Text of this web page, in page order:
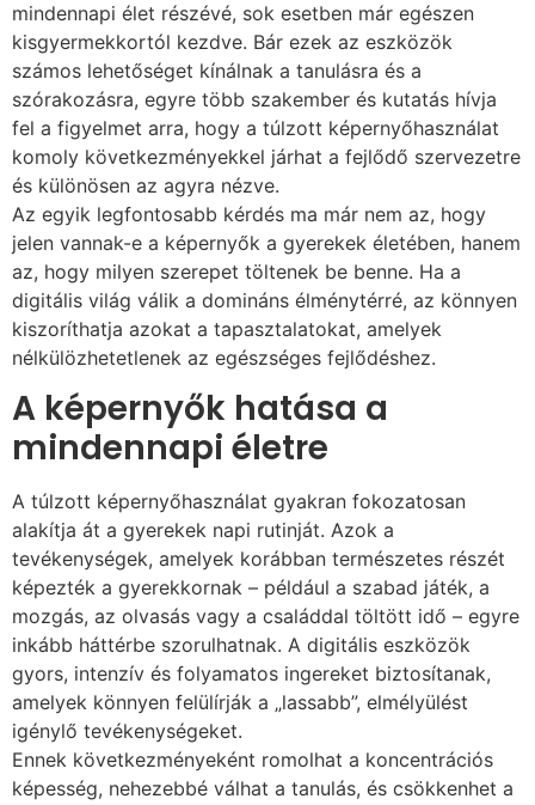
mindennapi élet részévé, sok esetben már egészen
kisgyermekkortól kezdve. Bár ezek az eszközök
számos lehetőséget kínálnak a tanulásra és a
szórakozásra, egyre több szakember és kutatás hívja
fel a figyelmet arra, hogy a túlzott képernyőhasználat
komoly következményekkel járhat a fejlődő szervezetre
és különösen az agyra nézve.
Az egyik legfontosabb kérdés ma már nem az, hogy
jelen vannak-e a képernyők a gyerekek életében, hanem
az, hogy milyen szerepet töltenek be benne. Ha a
digitális világ válik a domináns élménytérré, az könnyen
kiszoríthatja azokat a tapasztalatokat, amelyek
nélkülözhetetlenek az egészséges fejlődéshez.
A képernyők hatása a
mindennapi életre
A túlzott képernyőhasználat gyakran fokozatosan
alakítja át a gyerekek napi rutinját. Azok a
tevékenységek, amelyek korábban természetes részét
képezték a gyerekkornak – például a szabad játék, a
mozgás, az olvasás vagy a családdal töltött idő – egyre
inkább háttérbe szorulhatnak. A digitális eszközök
gyors, intenzív és folyamatos ingereket biztosítanak,
amelyek könnyen felülírják a „lassabb”, elmélyülést
igénylő tevékenységeket.
Ennek következményeként romolhat a koncentrációs
képesség, nehezebbé válhat a tanulás, és csökkenhet a